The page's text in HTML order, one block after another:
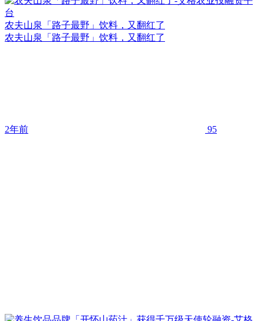
农夫山泉「路子最野」饮料，又翻红了
农夫山泉「路子最野」饮料，又翻红了
2年前 95